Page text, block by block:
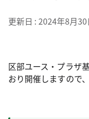
更新日 2024年8月30
区部ユース・プラザ
おり開催しますので